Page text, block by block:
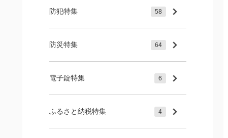
58
防犯特集
64
防災特集
6
電子錠特集
4
ふるさと納税特集